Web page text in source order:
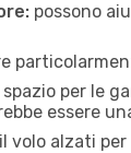
possono
spazio per le
essere
volo alzati